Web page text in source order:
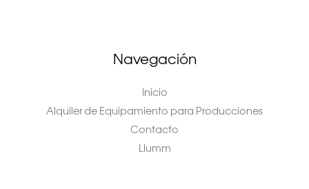
Navegación
Inicio
Alquiler de Equipamiento para Producciones
Contacto
Llumm